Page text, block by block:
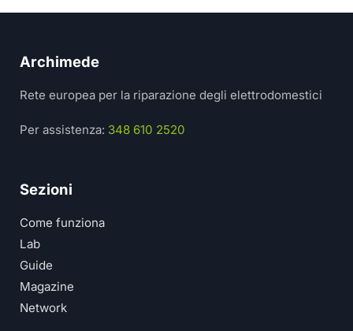
Archimede
Rete europea per la riparazione degli elettrodomestici
Per assistenza: 348 610 2520
Sezioni
Come funziona
Lab
Guide
Magazine
Network